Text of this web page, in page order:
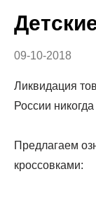
09-10-2018
Ликвидация
России
Предлагаем
кроссовками: